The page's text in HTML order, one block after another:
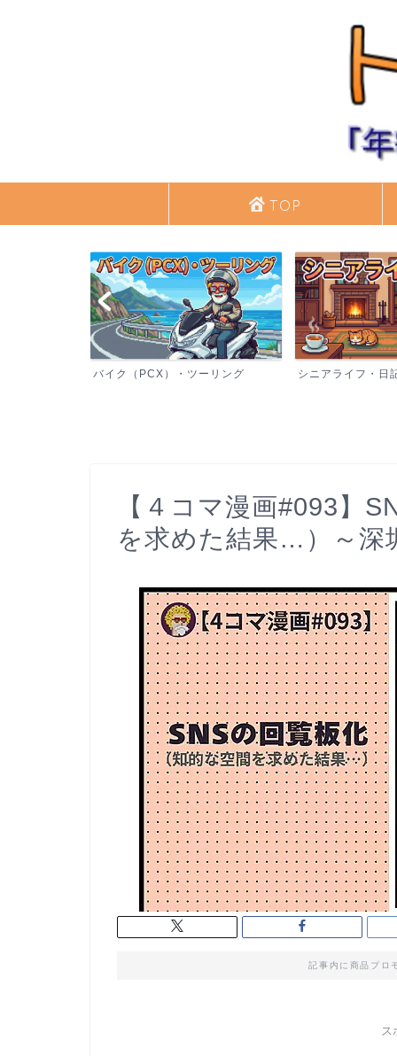
TOP
バイク（PCX）・ツーリング シニアライフ・日
【４コマ漫画#093】
を求めた結果…）～深
記事内に商品プロ
ス